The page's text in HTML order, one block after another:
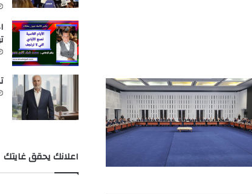
اعلانك يحقق غايتك